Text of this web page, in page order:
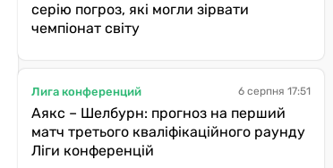
серію погроз, які могли зірвати
чемпіонат світу
Лига конференций 6 серпня 17:51
Аякс – Шелбурн: прогноз на перший
матч третього кваліфікаційного раунду
Ліги конференцій